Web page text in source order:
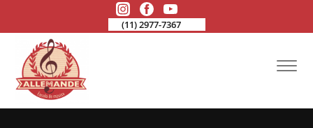
(11) 2977-7367